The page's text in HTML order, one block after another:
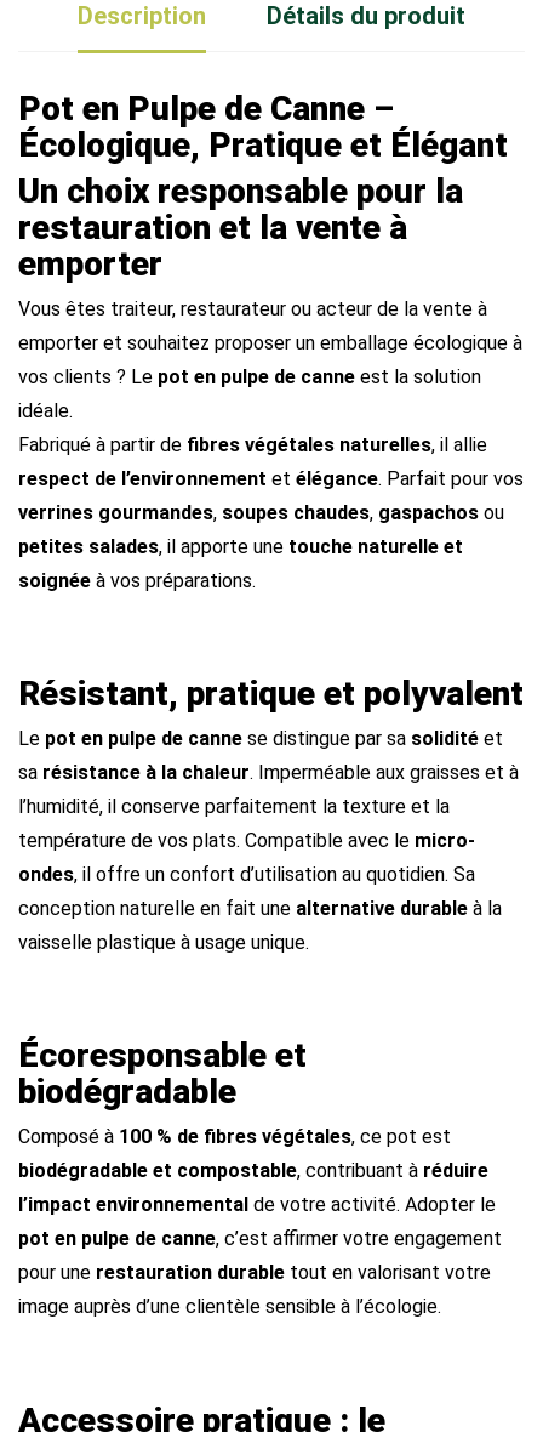
Description Détails du produit
Pot en Pulpe de Canne –
Écologique, Pratique et Élégant
Un choix responsable pour la
restauration et la vente à
emporter
Vous êtes traiteur, restaurateur ou acteur de la vente à
emporter et souhaitez proposer un emballage écologique à
vos clients ? Le pot en pulpe de canne est la solution
idéale.
Fabriqué à partir de fibres végétales naturelles, il allie
respect de l’environnement et élégance. Parfait pour vos
verrines gourmandes, soupes chaudes, gaspachos ou
petites salades, il apporte une touche naturelle et
soignée à vos préparations.
Résistant, pratique et polyvalent
Le pot en pulpe de canne se distingue par sa solidité et
sa résistance à la chaleur. Imperméable aux graisses et à
l’humidité, il conserve parfaitement la texture et la
température de vos plats. Compatible avec le micro-
ondes, il offre un confort d’utilisation au quotidien. Sa
conception naturelle en fait une alternative durable à la
vaisselle plastique à usage unique.
Écoresponsable et
biodégradable
Composé à 100 % de fibres végétales, ce pot est
biodégradable et compostable, contribuant à réduire
l’impact environnemental de votre activité. Adopter le
pot en pulpe de canne, c’est affirmer votre engagement
pour une restauration durable tout en valorisant votre
image auprès d’une clientèle sensible à l’écologie.
Accessoire pratique : le